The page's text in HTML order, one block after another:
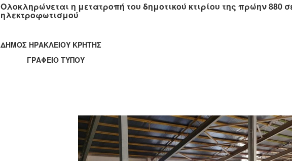
Ολοκληρώνεται η μετατροπή του δημοτικού κτιρίου της πρώην 880
ηλεκτροφωτισμού
ΔΗΜΟΣ ΗΡΑΚΛΕΙΟΥ ΚΡΗΤΗΣ
ΓΡΑΦΕΙΟ ΤΥΠΟΥ